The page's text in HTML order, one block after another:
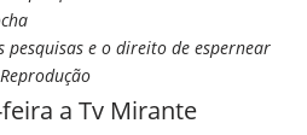
pesquisas e o direito de espernear
a Tv Mirante